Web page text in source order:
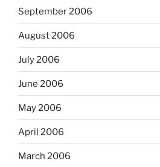
September 2006
August 2006
July 2006
June 2006
May 2006
April 2006
March 2006